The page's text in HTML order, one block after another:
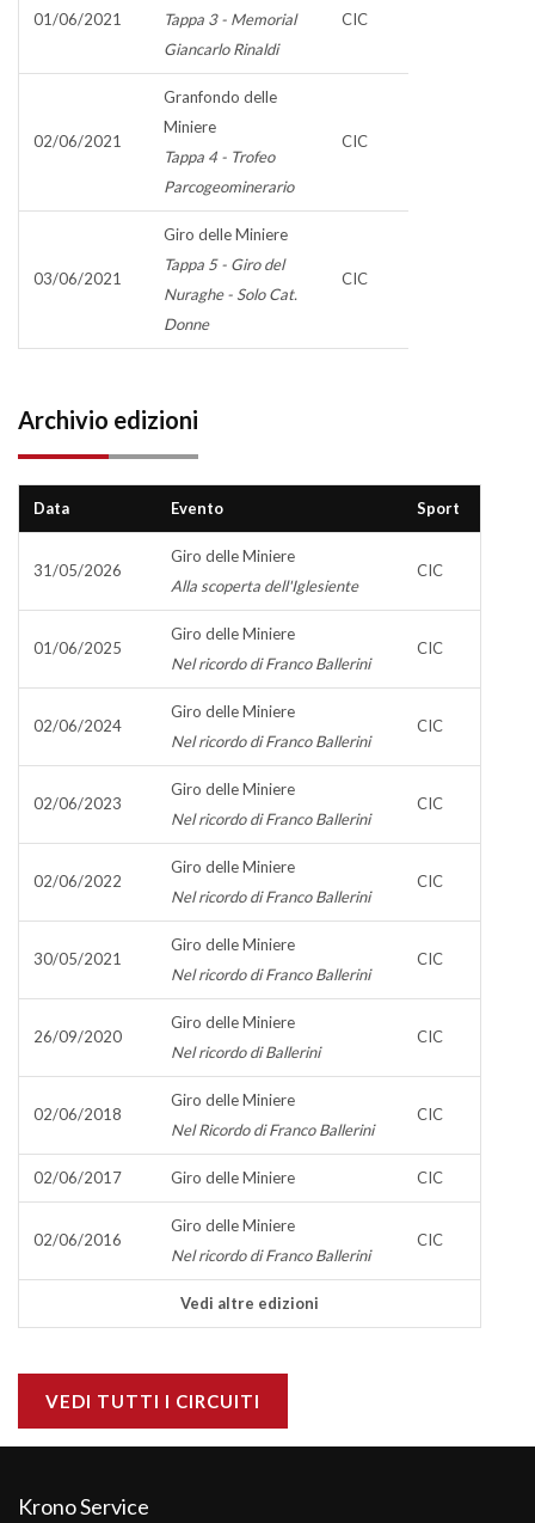
01/06/2021
Tappa 3 - Memorial
Giancarlo Rinaldi
CIC
02/06/2021
Granfondo delle
Miniere
Tappa 4 - Trofeo
Parcogeominerario
CIC
03/06/2021
Giro delle Miniere
Tappa 5 - Giro del
Nuraghe - Solo Cat.
Donne
CIC
Archivio edizioni
Data Evento Sport
31/05/2026
Giro delle Miniere
Alla scoperta dell'Iglesiente
CIC
01/06/2025
Giro delle Miniere
Nel ricordo di Franco Ballerini
CIC
02/06/2024
Giro delle Miniere
Nel ricordo di Franco Ballerini
CIC
02/06/2023
Giro delle Miniere
Nel ricordo di Franco Ballerini
CIC
02/06/2022
Giro delle Miniere
Nel ricordo di Franco Ballerini
CIC
30/05/2021
Giro delle Miniere
Nel ricordo di Franco Ballerini
CIC
26/09/2020
Giro delle Miniere
Nel ricordo di Ballerini
CIC
02/06/2018
Giro delle Miniere
Nel Ricordo di Franco Ballerini
CIC
02/06/2017 Giro delle Miniere CIC
02/06/2016
Giro delle Miniere
Nel ricordo di Franco Ballerini
CIC
Vedi altre edizioni
VEDI TUTTI I CIRCUITI
Krono Service